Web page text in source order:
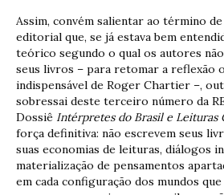
Assim, convém salientar ao término
editorial que, se já estava bem
teórico segundo o qual os autores
seus livros – para retomar a reflexão
indispensável de Roger Chartier –,
sobressai deste terceiro número da
Dossiê Intérpretes do Brasil e Leituras
força definitiva: não escrevem seus
suas economias de leituras, diálogos
materialização de pensamentos
em cada configuração dos mundos